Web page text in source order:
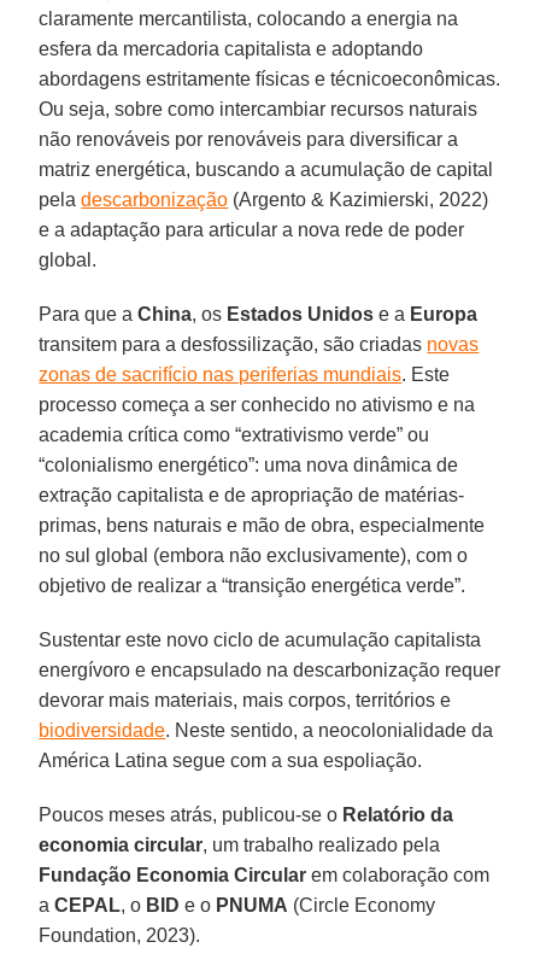
claramente mercantilista, colocando a energia na
esfera da mercadoria capitalista e adoptando
abordagens estritamente físicas e técnicoeconômicas.
Ou seja, sobre como intercambiar recursos naturais
não renováveis por renováveis para diversificar a
matriz energética, buscando a acumulação de capital
peladescarbonização (Argento & Kazimierski, 2022)
e a adaptação para articular a nova rede de poder
global.
Para que aChina, os Estados Unidos e a Europa
transitem para a desfossilização, são criadas novas
zonas de sacrifício nas periferias mundiais. Este
processo começa a ser conhecido no ativismo e na
academia crítica como “extrativismo verde” ou
“colonialismo energético”: uma nova dinâmica de
extração capitalista e de apropriação de matérias-
primas, bens naturais e mão de obra, especialmente
no sul global (embora não exclusivamente), com o
objetivo de realizar a “transição energética verde”.
Sustentar este novo ciclo de acumulação capitalista
energívoro e encapsulado na descarbonização requer
devorar mais materiais, mais corpos, territórios e
biodiversidade. Neste sentido, a neocolonialidade da
América Latina segue com a sua espoliação.
Poucos meses atrás, publicou-se o Relatório da
economia circular, um trabalho realizado pela
Fundação Economia Circular em colaboração com
aCEPAL, o BID e o PNUMA (Circle Economy
Foundation, 2023).